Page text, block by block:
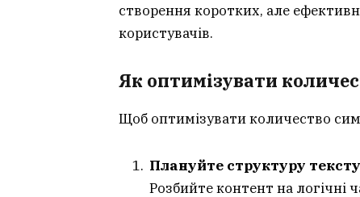
створення коротких, але
користувачів.
Як оптимізувати
Щоб оптимізувати количество
Плануйте структуру
Розбийте контент на логічні